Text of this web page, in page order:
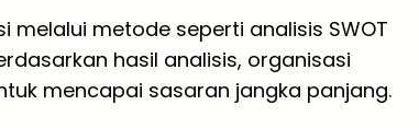
melalui metode seperti analisis SWOT
hasil analisis, organisasi
mencapai sasaran jangka panjang.